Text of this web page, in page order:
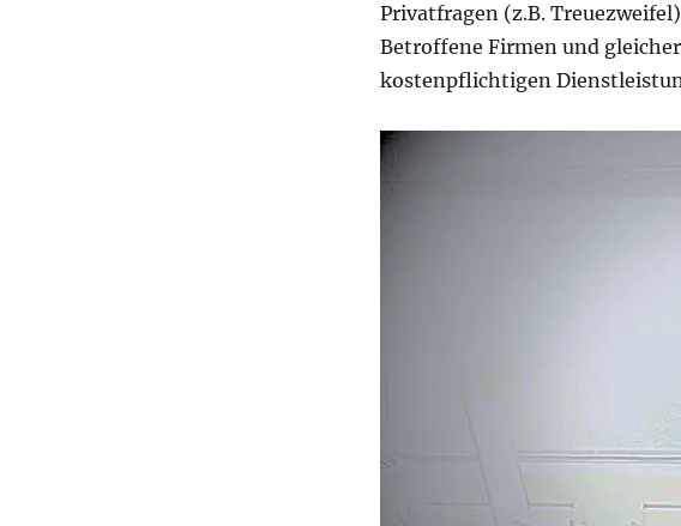
Privatfragen (z.B.
Betroffene Firmen und
kostenpflichtigen